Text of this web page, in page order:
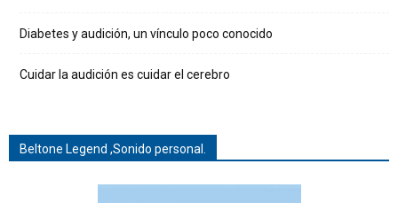
Diabetes y audición, un vínculo poco conocido
Cuidar la audición es cuidar el cerebro
Beltone Legend ,Sonido personal.